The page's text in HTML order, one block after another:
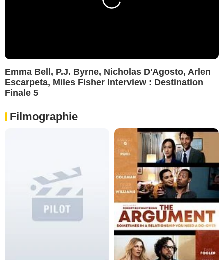
Emma Bell, P.J. Byrne, Nicholas D'Agosto, Arlen
Escarpeta, Miles Fisher Interview : Destination
Finale 5
Filmographie